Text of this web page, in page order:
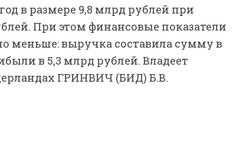
в размере 9,8 млрд рублей при
При этом финансовые показатели
меньше: выручка составила сумму в
в 5,3 млрд рублей. Владеет
ГРИНВИЧ (БИД) Б.В.